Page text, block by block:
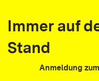
Immer auf
Stand
Anmeldung